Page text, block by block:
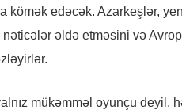
kömək edəcək. Azarkeşlər,
əldə etməsini və
mükəmməl oyunçu deyil,